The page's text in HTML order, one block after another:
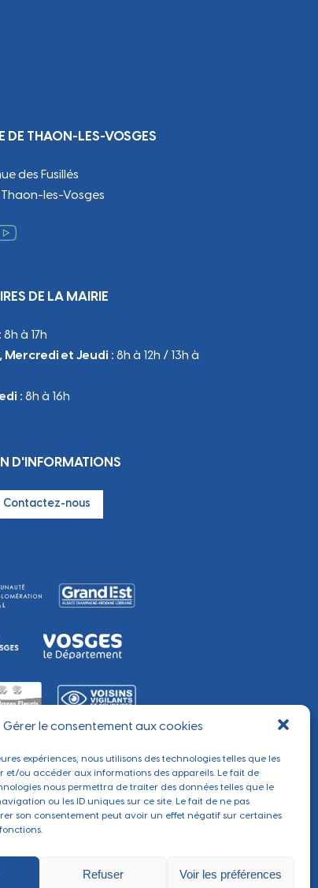
Gérer le consentement aux cookies
expériences, nous utilisons des technologies telles que les
et/ou accéder aux informations des appareils. Le fait de
nous permettra de traiter des données telles que le
ou les ID uniques sur ce site. Le fait de ne pas
son consentement peut avoir un effet négatif sur certaines
Refuser Voir les préférences
DE THAON-LES-VOSGES
des Fusillés
les-Vosges
DE LA MAIRIE
8h à 17h
Mercredi et Jeudi : 8h à 12h / 13h à
: 8h à 16h
D'INFORMATIONS
Contactez-nous